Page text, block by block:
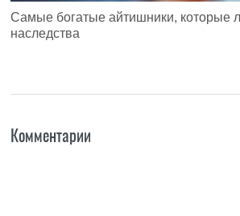
Самые богатые айтишники, которые
наследства
Комментарии